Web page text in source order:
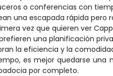
o conferencias con
una escapada rápida pero
vez que quieren ver
una planificación
la eficiencia y la
es mejor quedarse
por completo.